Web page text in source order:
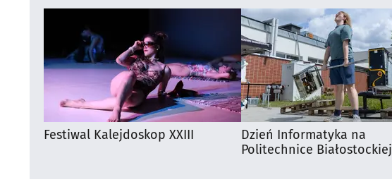
Festiwal Kalejdoskop XXIII
Dzień Informatyka na
Politechnice Białostockiej